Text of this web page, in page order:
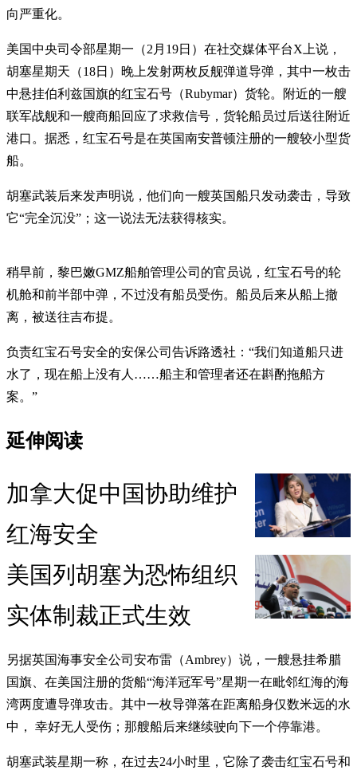
向严重化。
美国中央司令部星期一（2月19日）在社交媒体平台X上说，
胡塞星期天（18日）晚上发射两枚反舰弹道导弹，其中一枚击
中悬挂伯利兹国旗的红宝石号（Rubymar）货轮。附近的一艘
联军战舰和一艘商船回应了求救信号，货轮船员过后送往附近
港口。据悉，红宝石号是在英国南安普顿注册的一艘较小型货
船。
胡塞武装后来发声明说，他们向一艘英国船只发动袭击，导致
它“完全沉没”；这一说法无法获得核实。
稍早前，黎巴嫩GMZ船舶管理公司的官员说，红宝石号的轮
机舱和前半部中弹，不过没有船员受伤。船员后来从船上撤
离，被送往吉布提。
负责红宝石号安全的安保公司告诉路透社：“我们知道船只进
水了，现在船上没有人……船主和管理者还在斟酌拖船方
案。”
延伸阅读
加拿大促中国协助维护
红海安全
美国列胡塞为恐怖组织
实体制裁正式生效
另据英国海事安全公司安布雷（Ambrey）说，一艘悬挂希腊
国旗、在美国注册的货船“海洋冠军号”星期一在毗邻红海的海
湾两度遭导弹攻击。其中一枚导弹落在距离船身仅数米远的水
中， 幸好无人受伤；那艘船后来继续驶向下一个停靠港。
胡塞武装星期一称，在过去24小时里，它除了袭击红宝石号和